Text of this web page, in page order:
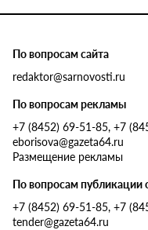
По вопросам сайта
redaktor@sarnovosti.ru
По вопросам рекламы
+7 (8452) 69-51-85, +7
eborisova@gazeta64.ru
Размещение рекламы
По вопросам
+7 (8452) 69-51-85, +7
tender@gazeta64.ru